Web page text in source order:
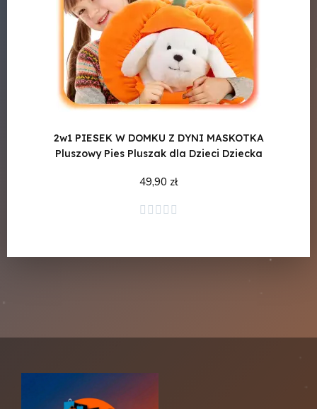
2w1 PIESEK W DOMKU Z DYNI MASKOTKA
Pluszowy Pies Pluszak dla Dzieci Dziecka
49,90 zł
    
Dodaj do koszyka